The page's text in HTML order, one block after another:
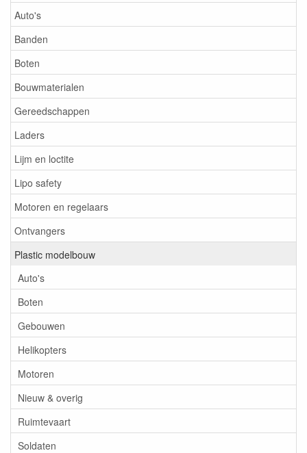
Auto's
Banden
Boten
Bouwmaterialen
Gereedschappen
Laders
Lijm en loctite
Lipo safety
Motoren en regelaars
Ontvangers
Plastic modelbouw
Auto's
Boten
Gebouwen
Helikopters
Motoren
Nieuw & overig
Ruimtevaart
Soldaten